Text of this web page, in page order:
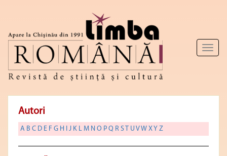
Toggle
Autori
A B C D E F G H I J K L M N O P Q R S T U VW X Y Z